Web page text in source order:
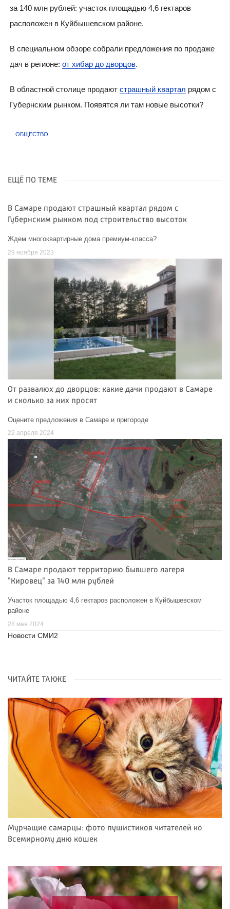
за 140 млн рублей: участок площадью 4,6 гектаров
расположен в Куйбышевском районе.
В специальном обзоре собрали предложения по продаже
дач в регионе: от хибар до дворцов.
В областной столице продают страшный квартал рядом с
Губернским рынком. Появятся ли там новые высотки?
ОБЩЕСТВО
ЕЩЁ ПО ТЕМЕ
В Самаре продают страшный квартал рядом с
Губернским рынком под строительство высоток
Ждем многоквартирные дома премиум-класса?
29 ноября 2023
От развалюх до дворцов: какие дачи продают в Самаре
и сколько за них просят
Оцените предложения в Самаре и пригороде
22 апреля 2024
В Самаре продают территорию бывшего лагеря
"Кировец" за 140 млн рублей
Участок площадью 4,6 гектаров расположен в Куйбышевском
районе
28 мая 2024
Новости СМИ2
ЧИТАЙТЕ ТАКЖЕ
Мурчащие самарцы: фото пушистиков читателей ко
Всемирному дню кошек